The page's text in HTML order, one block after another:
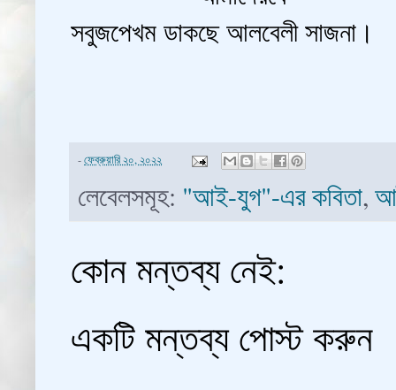
সবুজপেখম ডাকছে আলবেলী সাজনা।
-ফেব্রুয়ারি ২০, ২০২২
লেবেলসমূহ: "আই-যুগ"-এর কবিতা,
কোন মন্তব্য নেই:
একটি মন্তব্য পোস্ট করুন